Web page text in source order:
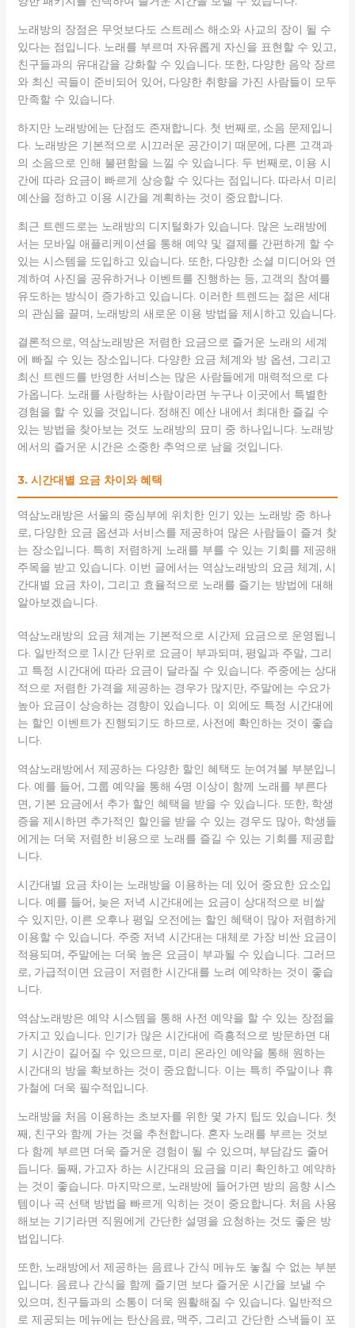
노래방의 장점은 무엇보다도 스트레스 해소와 사교의 장이 될 수
있다는 점입니다. 노래를 부르며 자유롭게 자신을 표현할 수 있고,
친구들과의 유대감을 강화할 수 있습니다. 또한, 다양한 음악 장르
와 최신 곡들이 준비되어 있어, 다양한 취향을 가진 사람들이 모두
만족할 수 있습니다.
하지만 노래방에는 단점도 존재합니다. 첫 번째로, 소음 문제입니
다. 노래방은 기본적으로 시끄러운 공간이기 때문에, 다른 고객과
의 소음으로 인해 불편함을 느낄 수 있습니다. 두 번째로, 이용 시
간에 따라 요금이 빠르게 상승할 수 있다는 점입니다. 따라서 미리
예산을 정하고 이용 시간을 계획하는 것이 중요합니다.
최근 트렌드로는 노래방의 디지털화가 있습니다. 많은 노래방에
서는 모바일 애플리케이션을 통해 예약 및 결제를 간편하게 할 수
있는 시스템을 도입하고 있습니다. 또한, 다양한 소셜 미디어와 연
계하여 사진을 공유하거나 이벤트를 진행하는 등, 고객의 참여를
유도하는 방식이 증가하고 있습니다. 이러한 트렌드는 젊은 세대
의 관심을 끌며, 노래방의 새로운 이용 방법을 제시하고 있습니다.
결론적으로, 역삼노래방은 저렴한 요금으로 즐거운 노래의 세계
에 빠질 수 있는 장소입니다. 다양한 요금 체계와 방 옵션, 그리고
최신 트렌드를 반영한 서비스는 많은 사람들에게 매력적으로 다
가옵니다. 노래를 사랑하는 사람이라면 누구나 이곳에서 특별한
경험을 할 수 있을 것입니다. 정해진 예산 내에서 최대한 즐길 수
있는 방법을 찾아보는 것도 노래방의 묘미 중 하나입니다. 노래방
에서의 즐거운 시간은 소중한 추억으로 남을 것입니다.
3. 시간대별 요금 차이와 혜택
역삼노래방은 서울의 중심부에 위치한 인기 있는 노래방 중 하나
로, 다양한 요금 옵션과 서비스를 제공하여 많은 사람들이 즐겨 찾
는 장소입니다. 특히 저렴하게 노래를 부를 수 있는 기회를 제공해
주목을 받고 있습니다. 이번 글에서는 역삼노래방의 요금 체계, 시
간대별 요금 차이, 그리고 효율적으로 노래를 즐기는 방법에 대해
알아보겠습니다.
역삼노래방의 요금 체계는 기본적으로 시간제 요금으로 운영됩니
다. 일반적으로 1시간 단위로 요금이 부과되며, 평일과 주말, 그리
고 특정 시간대에 따라 요금이 달라질 수 있습니다. 주중에는 상대
적으로 저렴한 가격을 제공하는 경우가 많지만, 주말에는 수요가
높아 요금이 상승하는 경향이 있습니다. 이 외에도 특정 시간대에
는 할인 이벤트가 진행되기도 하므로, 사전에 확인하는 것이 좋습
니다.
역삼노래방에서 제공하는 다양한 할인 혜택도 눈여겨볼 부분입니
다. 예를 들어, 그룹 예약을 통해 4명 이상이 함께 노래를 부른다
면, 기본 요금에서 추가 할인 혜택을 받을 수 있습니다. 또한, 학생
증을 제시하면 추가적인 할인을 받을 수 있는 경우도 많아, 학생들
에게는 더욱 저렴한 비용으로 노래를 즐길 수 있는 기회를 제공합
니다.
시간대별 요금 차이는 노래방을 이용하는 데 있어 중요한 요소입
니다. 예를 들어, 늦은 저녁 시간대에는 요금이 상대적으로 비쌀
수 있지만, 이른 오후나 평일 오전에는 할인 혜택이 많아 저렴하게
이용할 수 있습니다. 주중 저녁 시간대는 대체로 가장 비싼 요금이
적용되며, 주말에는 더욱 높은 요금이 부과될 수 있습니다. 그러므
로, 가급적이면 요금이 저렴한 시간대를 노려 예약하는 것이 좋습
니다.
역삼노래방은 예약 시스템을 통해 사전 예약을 할 수 있는 장점을
가지고 있습니다. 인기가 많은 시간대에 즉흥적으로 방문하면 대
기 시간이 길어질 수 있으므로, 미리 온라인 예약을 통해 원하는
시간대의 방을 확보하는 것이 중요합니다. 이는 특히 주말이나 휴
가철에 더욱 필수적입니다.
노래방을 처음 이용하는 초보자를 위한 몇 가지 팁도 있습니다. 첫
째, 친구와 함께 가는 것을 추천합니다. 혼자 노래를 부르는 것보
다 함께 부르면 더욱 즐거운 경험이 될 수 있으며, 부담감도 줄어
듭니다. 둘째, 가고자 하는 시간대의 요금을 미리 확인하고 예약하
는 것이 좋습니다. 마지막으로, 노래방에 들어가면 방의 음향 시스
템이나 곡 선택 방법을 빠르게 익히는 것이 중요합니다. 처음 사용
해보는 기기라면 직원에게 간단한 설명을 요청하는 것도 좋은 방
법입니다.
또한, 노래방에서 제공하는 음료나 간식 메뉴도 놓칠 수 없는 부분
입니다. 음료나 간식을 함께 즐기면 보다 즐거운 시간을 보낼 수
있으며, 친구들과의 소통이 더욱 원활해질 수 있습니다. 일반적으
로 제공되는 메뉴에는 탄산음료, 맥주, 그리고 간단한 스낵들이 포